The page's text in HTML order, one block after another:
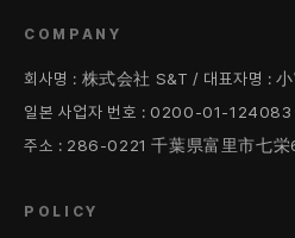
COMPANY
회사명 : 株式会社 S&T / 대표자명 :
일본 사업자 번호 : 0200-01-124083
주소 : 286-0221 千葉県富里市七
POLICY